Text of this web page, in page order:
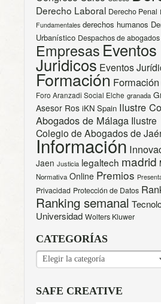
Derecho Laboral Derecho Penal
Fundamentales derechos humanos
Urbanístico Despachos de abogados
Empresas Eventos
Juridicos Eventos
Formación
Foro Aranzadi Social Elche granada
Asesor Ros iKN Spain Ilustre
Abogados de Málaga Ilustre
Colegio de Abogados de
Información
Jaen Justicia legaltech madrid
Normativa Online Premios
Privacidad Protección de Datos
Ranking semanal
Universidad Wolters Kluwer
CATEGORÍAS
CATEGORÍAS
SAFE CREATIVE